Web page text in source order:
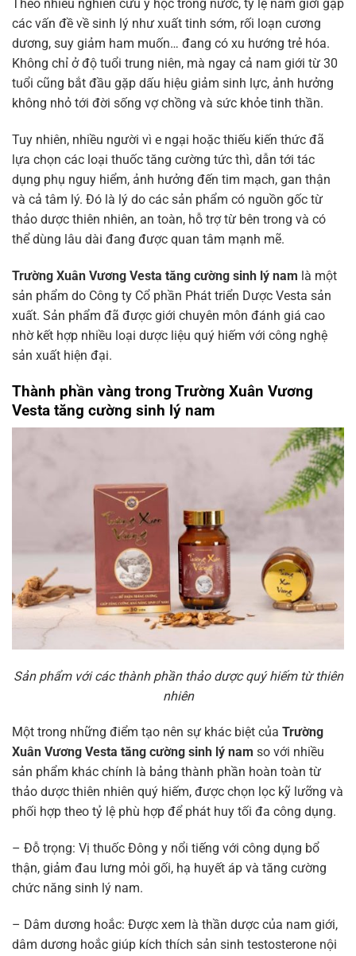
Theo nhiều nghiên cứu y học trong nước, tỷ lệ nam giới gặp
các vấn đề về sinh lý như xuất tinh sớm, rối loạn cương
dương, suy giảm ham muốn… đang có xu hướng trẻ hóa.
Không chỉ ở độ tuổi trung niên, mà ngay cả nam giới từ 30
tuổi cũng bắt đầu gặp dấu hiệu giảm sinh lực, ảnh hưởng
không nhỏ tới đời sống vợ chồng và sức khỏe tinh thần.
Tuy nhiên, nhiều người vì e ngại hoặc thiếu kiến thức đã
lựa chọn các loại thuốc tăng cường tức thì, dẫn tới tác
dụng phụ nguy hiểm, ảnh hưởng đến tim mạch, gan thận
và cả tâm lý. Đó là lý do các sản phẩm có nguồn gốc từ
thảo dược thiên nhiên, an toàn, hỗ trợ từ bên trong và có
thể dùng lâu dài đang được quan tâm mạnh mẽ.
Trường Xuân Vương Vesta tăng cường sinh lý nam là một
sản phẩm do Công ty Cổ phần Phát triển Dược Vesta sản
xuất. Sản phẩm đã được giới chuyên môn đánh giá cao
nhờ kết hợp nhiều loại dược liệu quý hiếm với công nghệ
sản xuất hiện đại.
Thành phần vàng trong Trường Xuân Vương
Vesta tăng cường sinh lý nam
Sản phẩm với các thành phần thảo dược quý hiếm từ thiên
nhiên
Một trong những điểm tạo nên sự khác biệt của Trường
Xuân Vương Vesta tăng cường sinh lý nam so với nhiều
sản phẩm khác chính là bảng thành phần hoàn toàn từ
thảo dược thiên nhiên quý hiếm, được chọn lọc kỹ lưỡng và
phối hợp theo tỷ lệ phù hợp để phát huy tối đa công dụng.
– Đỗ trọng: Vị thuốc Đông y nổi tiếng với công dụng bổ
thận, giảm đau lưng mỏi gối, hạ huyết áp và tăng cường
chức năng sinh lý nam.
– Dâm dương hoắc: Được xem là thần dược của nam giới,
dâm dương hoắc giúp kích thích sản sinh testosterone nội